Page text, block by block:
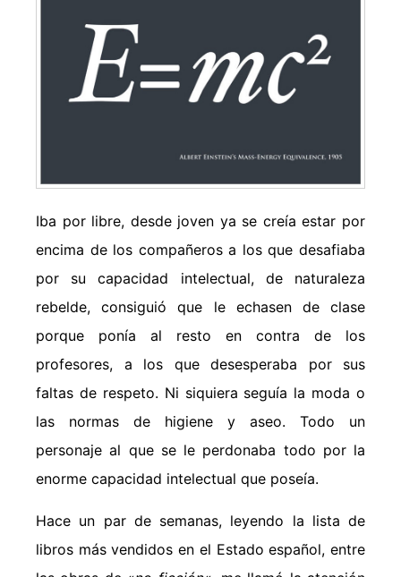
Iba por libre, desde joven ya se creía estar por
encima de los compañeros a los que desafiaba
por su capacidad intelectual, de naturaleza
rebelde, consiguió que le echasen de clase
porque ponía al resto en contra de los
profesores, a los que desesperaba por sus
faltas de respeto. Ni siquiera seguía la moda o
las normas de higiene y aseo. Todo un
personaje al que se le perdonaba todo por la
enorme capacidad intelectual que poseía.
Hace un par de semanas, leyendo la lista de
libros más vendidos en el Estado español, entre